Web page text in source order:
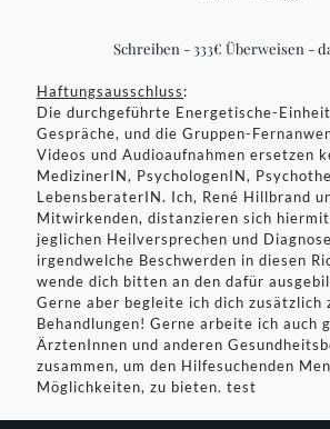
Schreiben - 333€ Überweisen -
Haftungsausschluss:
Die durchgeführte Energetische-
Gespräche, und die Gruppen-
Videos und Audioaufnahmen ersetzen
MedizinerIN, PsychologenIN,
LebensberaterIN. Ich, René Hillbrand
Mitwirkenden, distanzieren sich
jeglichen Heilversprechen und
irgendwelche Beschwerden in diesen
wende dich bitten an den dafür
Gerne aber begleite ich dich zusätzlich
Behandlungen! Gerne arbeite ich auch
ÄrztenInnen und anderen
zusammen, um den Hilfesuchenden
Möglichkeiten, zu bieten. test